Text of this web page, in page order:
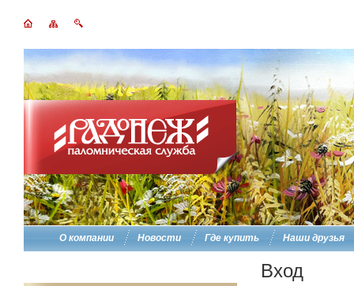
О компании Новости Где купить Наши друзья
Вход